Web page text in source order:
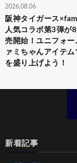
2026.08.06
阪神タイガース
人気コラボ第3弾が
売開始！ユニフォー
ァミちゃんアイテム
を盛り上げよう！
新着記事